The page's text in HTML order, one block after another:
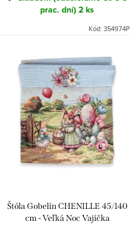
prac. dní)2 ks
Kód: 354974P
Štóla Gobelín CHENILLE 45/140
cm - Veľká Noc Vajíčka